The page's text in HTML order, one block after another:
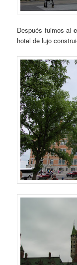
Después fuimos al
hotel de lujo